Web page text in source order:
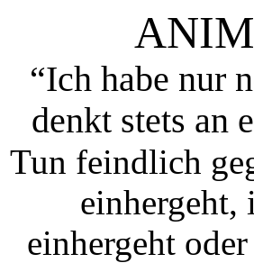
“Ich habe nur
denkt stets an
Tun feindlich
einhergeht,
einhergeht